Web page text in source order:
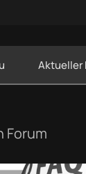
Aktueller
Forum